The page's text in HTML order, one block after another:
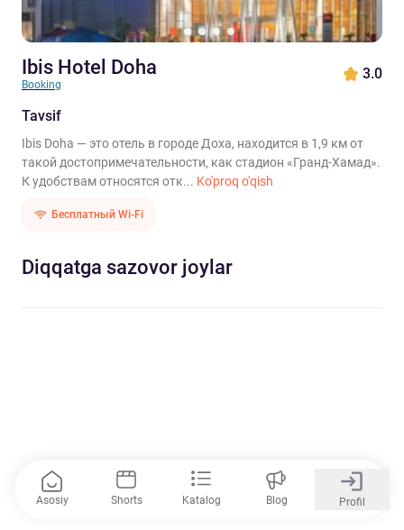
Ibis Hotel Doha
Booking
3.0
Tavsif
Ibis Doha — это отель в городе Доха, находится в 1,9 км от
такой достопримечательности, как стадион «Гранд-Хамад».
К удобствам относятся отк... Ko'proq o'qish
Бесплатный Wi-Fi
Diqqatga sazovor joylar
Asosiy Shorts Katalog Blog Profil